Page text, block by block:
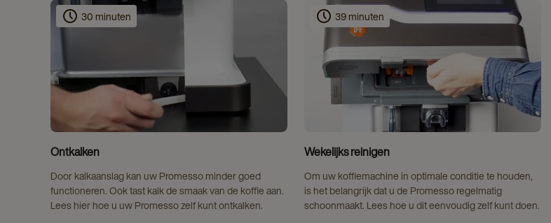
30 minuten
Ontkalken
Door kalkaanslag kan uw Promesso minder goed
functioneren. Ook tast kalk de smaak van de koffie aan.
Lees hier hoe u uw Promesso zelf kunt ontkalken.
39 minuten
Wekelijks reinigen
Om uw koffiemachine in optimale conditie te houden,
is het belangrijk dat u de Promesso regelmatig
schoonmaakt. Lees hoe u dit eenvoudig zelf kunt doen.